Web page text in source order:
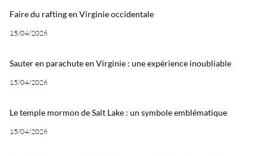
Faire du rafting en Virginie occidentale
15/04/2026
Sauter en parachute en Virginie : une expérience inoubliable
15/04/2026
Le temple mormon de Salt Lake : un symbole emblématique
15/04/2026